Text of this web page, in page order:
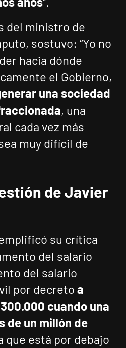
del ministro de
sostuvo: “Yo no
hacia dónde
el Gobierno,
una sociedad
, una
cada vez más
muy difícil de
de Javier
su crítica
del salario
del salario
por decreto a
cuando una
de un millón de
que está por debajo